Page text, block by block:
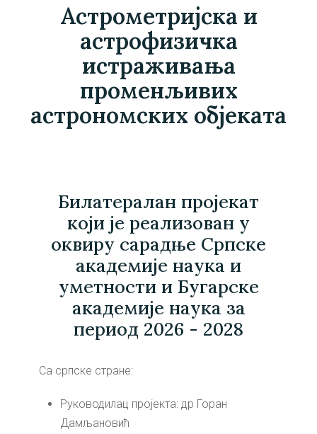
Астрометријска и
астрофизичка
истраживања
променљивих
астрономских објеката
Билатералан пројекат
који је реализован у
оквиру сарадње Српске
академије наука и
уметности и Бугарске
академије наука за
период 2026 - 2028
Са српске стране:
Руководилац пројекта: др Горан
Дамљановић